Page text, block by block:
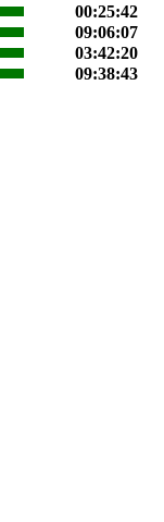
00:25:42
09:06:07
03:42:20
09:38:43